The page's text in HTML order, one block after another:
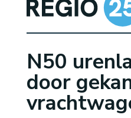
N50
door